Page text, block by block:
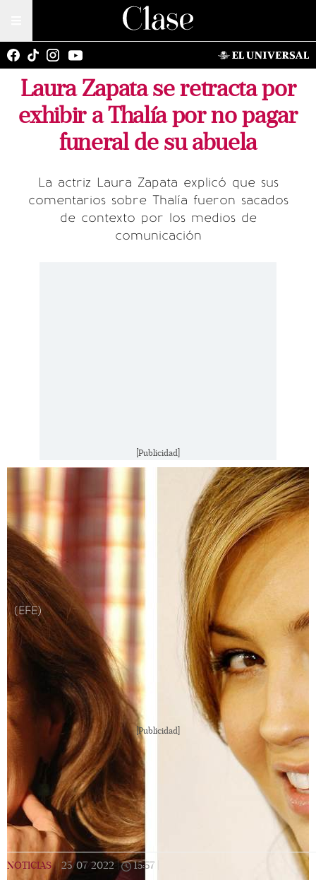
Laura Zapata se retracta por
exhibir a Thalía por no pagar
funeral de su abuela
La actriz Laura Zapata explicó que sus
comentarios sobre Thalía fueron sacados
de contexto por los medios de
comunicación
[Publicidad]
(EFE)
[Publicidad]
NOTICIAS 25/07/2022 | 15:57